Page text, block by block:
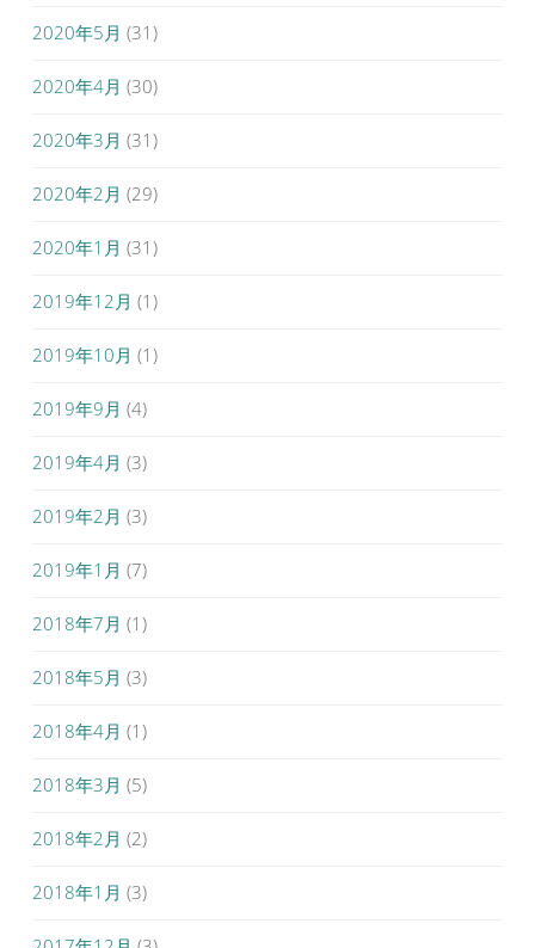
2020年5月 (31)
2020年4月 (30)
2020年3月 (31)
2020年2月 (29)
2020年1月 (31)
2019年12月 (1)
2019年10月 (1)
2019年9月 (4)
2019年4月 (3)
2019年2月 (3)
2019年1月 (7)
2018年7月 (1)
2018年5月 (3)
2018年4月 (1)
2018年3月 (5)
2018年2月 (2)
2018年1月 (3)